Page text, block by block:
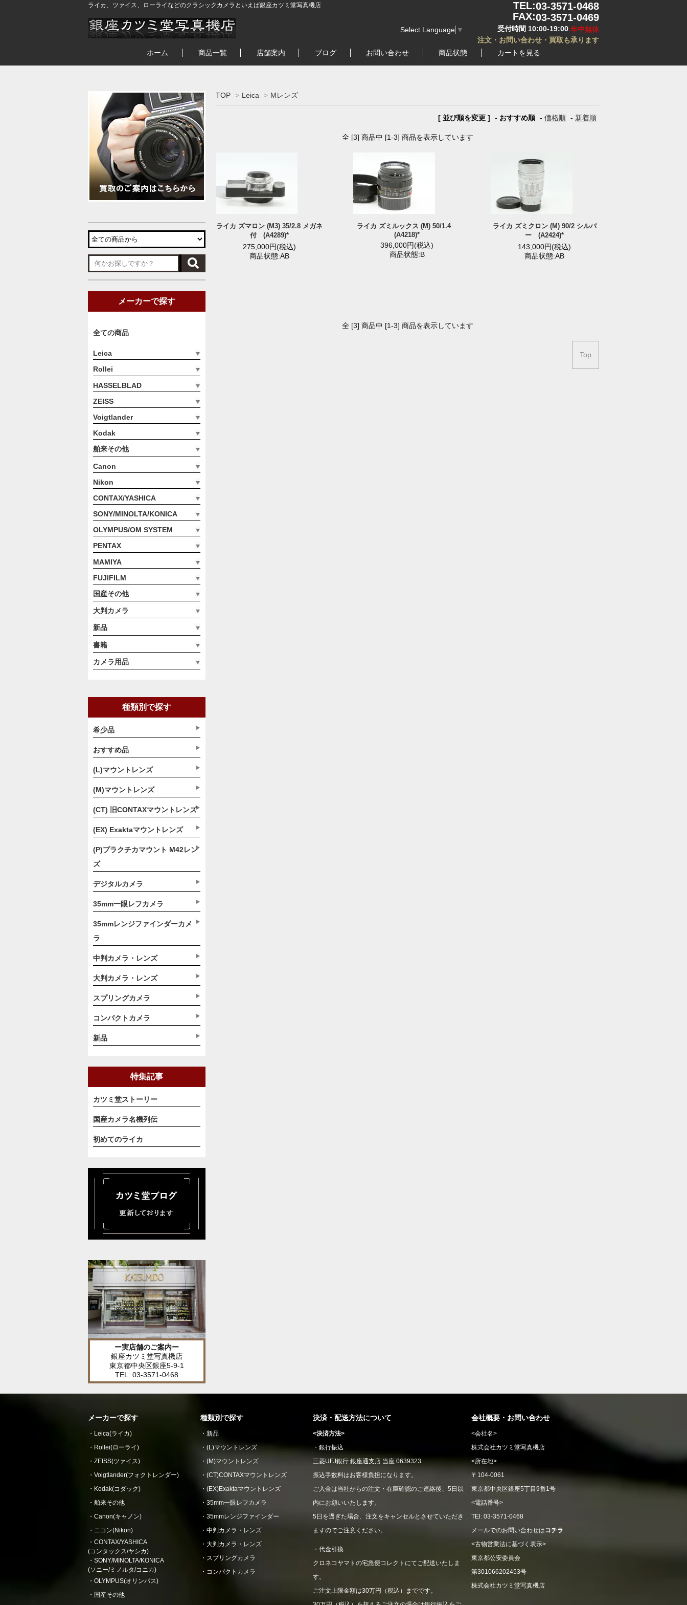
ライカ、ツァイス、ローライなどのクラシックカメラといえば銀座カツミ堂写真機店 TEL:03-3571-0468
FAX:03-3571-0469
受付時間 10:00-19:00 年中無休
注文・お問い合わせ・買取も承ります
Select Language ▼
ホーム 商品一覧 店舗案内 ブログ お問い合わせ 商品状態 カートを見る
メーカーで探す
全ての商品
Leica
Rollei
HASSELBLAD
ZEISS
Voigtlander
Kodak
舶来その他
Canon
Nikon
CONTAX/YASHICA
SONY/MINOLTA/KONICA
OLYMPUS/OM SYSTEM
PENTAX
MAMIYA
FUJIFILM
国産その他
大判カメラ
新品
書籍
カメラ用品
種類別で探す
希少品
おすすめ品
(L)マウントレンズ
(M)マウントレンズ
(CT) 旧CONTAXマウントレンズ
(EX) Exaktaマウントレンズ
(P)プラクチカマウント M42レン
ズ
デジタルカメラ
35mm一眼レフカメラ
35mmレンジファインダーカメ
ラ
中判カメラ・レンズ
大判カメラ・レンズ
スプリングカメラ
コンパクトカメラ
新品
特集記事
カツミ堂ストーリー
国産カメラ名機列伝
初めてのライカ
ー実店舗のご案内ー
銀座カツミ堂写真機店
東京都中央区銀座5-9-1
TEL: 03-3571-0468
TOP > Leica > Mレンズ
[ 並び順を変更 ] - おすすめ順 - 価格順 - 新着順
全 [3] 商品中 [1-3] 商品を表示しています
ライカ ズマロン (M3) 35/2.8 メガネ
付 (A4289)*
275,000円(税込)
商品状態:AB
ライカ ズミルックス (M) 50/1.4
(A4218)*
396,000円(税込)
商品状態:B
ライカ ズミクロン (M) 90/2 シルバ
ー (A2424)*
143,000円(税込)
商品状態:AB
全 [3] 商品中 [1-3] 商品を表示しています
Top
メーカーで探す
Leica(ライカ)
Rollei(ローライ)
ZEISS(ツァイス)
Voigtlander(フォクトレンダー)
Kodak(コダック)
舶来その他
Canon(キャノン)
ニコン(Nikon)
CONTAX/YASHICA
(コンタックス/ヤシカ)
SONY/MINOLTA/KONICA
(ソニー/ミノルタ/コニカ)
OLYMPUS(オリンパス)
国産その他
種類別で探す
新品
(L)マウントレンズ
(M)マウントレンズ
(CT)CONTAXマウントレンズ
(EX)Exaktaマウントレンズ
35mm一眼レフカメラ
35mmレンジファインダー
中判カメラ・レンズ
大判カメラ・レンズ
スプリングカメラ
コンパクトカメラ
決済・配送方法について
<決済方法>
・銀行振込
三菱UFJ銀行 銀座通支店 当座 0639323
振込手数料はお客様負担になります。
ご入金は当社からの注文・在庫確認のご連絡後、5日以
内にお願いいたします。
5日を過ぎた場合、注文をキャンセルとさせていただき
ますのでご注意ください。
・代金引換
クロネコヤマトの宅急便コレクトにてご配送いたしま
す。
ご注文上限金額は30万円（税込）までです。
会社概要・お問い合わせ
<会社名>
株式会社カツミ堂写真機店
<所在地>
〒104-0061
東京都中央区銀座5丁目9番1号
<電話番号>
TEl: 03-3571-0468
メールでのお問い合わせはコチラ
<古物営業法に基づく表示>
東京都公安委員会
第301066202453号
株式会社カツミ堂写真機店